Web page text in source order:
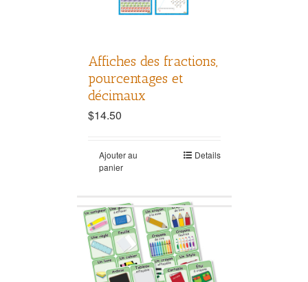
Affiches des fractions,
pourcentages et
décimaux
$14.50
Ajouter au
panier
Details